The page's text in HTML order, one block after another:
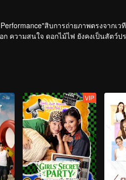
Performance"สิบการถ่ายภาพตรงจา
ก ความสนใจ ดอกไม้ไฟ ยังคงเป็นสัต
VIP